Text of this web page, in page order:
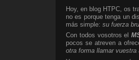
Hoy, en blog HTPC, os
no es porque tenga un
más simple: su fuerza
Con todos vosotros el
pocos se atreven a
otra forma llamar vuestra